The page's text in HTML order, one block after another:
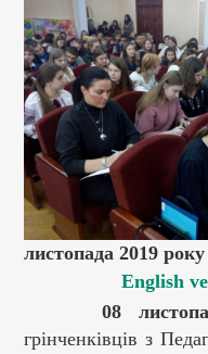
листопада 2019 року
English
08
грінченківців з